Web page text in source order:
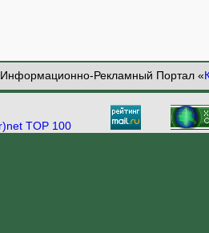
Информационно-Рекламный Портал «